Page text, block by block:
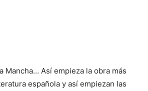
Mancha… Así empieza la obra más
española y así empiezan las